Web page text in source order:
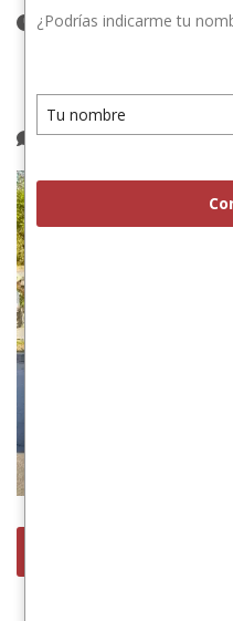
11 de julio de 2023
1 comentario
¿Podrías indicarme tu